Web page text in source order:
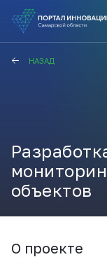
НАЗАД
объектов
О проекте
Актуальные
Анонсы
Новости
ВАМ СЮДА
ПОЛЕЗНЫЕ